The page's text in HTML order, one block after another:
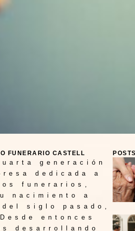
FUNERARIO CASTELL
generación
dedicada a
funerarios,
nacimiento a
siglo pasado,
entonces
desarrollando